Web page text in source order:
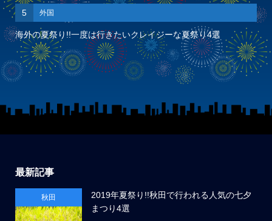
5 外国
海外の夏祭り!!一度は行きたいクレイジーな夏祭り4選
最新記事
秋田
2019年夏祭り!!秋田で行われる人気の七夕
まつり4選